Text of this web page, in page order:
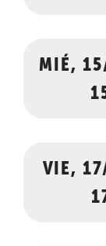
MIÉ,
VIE,